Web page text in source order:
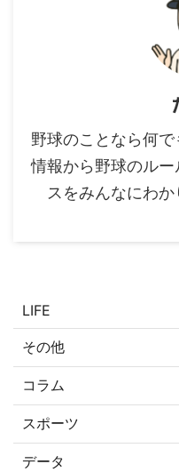
野球のことなら何
情報から野球のル
スをみんなにわ
LIFE
その他
コラム
スポーツ
データ